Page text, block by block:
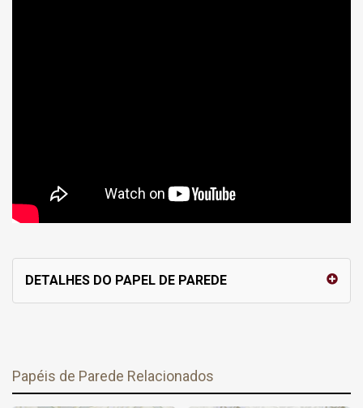
DETALHES DO PAPEL DE PAREDE
Papéis de Parede Relacionados